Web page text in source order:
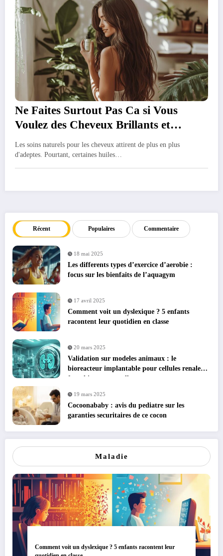
Ne Faites Surtout Pas Ca si Vous
Voulez des Cheveux Brillants et
Soyeux Naturellement : 5 huiles
essentielles a bannir de votre routine
capillaire
Les soins naturels pour les cheveux attirent de plus en plus
d'adeptes. Pourtant, certaines huiles…
Récent Populaires Commentaire
18 mai 2025
Les differents types d’exercice d’aerobie :
focus sur les bienfaits de l’aquagym
17 avril 2025
Comment voit un dyslexique ? 5 enfants
racontent leur quotidien en classe
20 mars 2025
Validation sur modeles animaux : le
bioreacteur implantable pour cellules renales
franchit une nouvelle etape
19 mars 2025
Cocoonababy : avis du pediatre sur les
garanties securitaires de ce cocon
Maladie
Comment voit un dyslexique ? 5 enfants racontent leur